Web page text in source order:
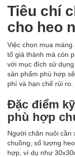
Tiêu chí
cho heo
Việc chọn mua
tố giá thành mà còn
với mục đích sử
sản phẩm phù hợp
phí và hạn chế rủi ro.
Đặc điểm
phù hợp
Người chăn nuôi cần
chuồng, số lượng
hợp, ví dụ như